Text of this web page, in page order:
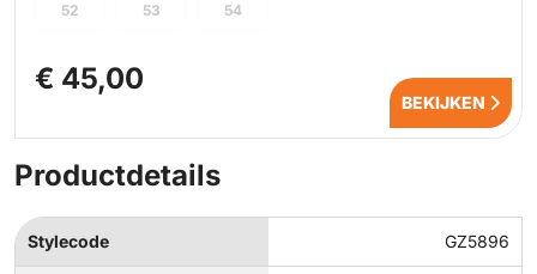
52 53 54
€ 45,00
BEKIJKEN
Productdetails
Stylecode GZ5896